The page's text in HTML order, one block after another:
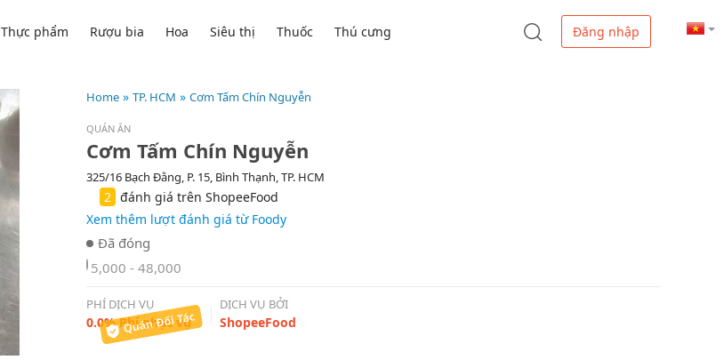
Thực phẩm Rượu bia Hoa Siêu thị Thuốc Thú cưng Đăng nhập
Home TP. HCM Cơm Tấm Chín Nguyễn
QUÁN ĂN
Cơm Tấm Chín Nguyễn
325/16 Bạch Đằng, P. 15, Bình Thạnh, TP. HCM
2 đánh giá trên ShopeeFood
Xem thêm lượt đánh giá từ Foody
5,000 - 48,000
PHÍ DỊCH VỤ
0.0% Phí phục vụ
DỊCH VỤ BỞI
ShopeeFood